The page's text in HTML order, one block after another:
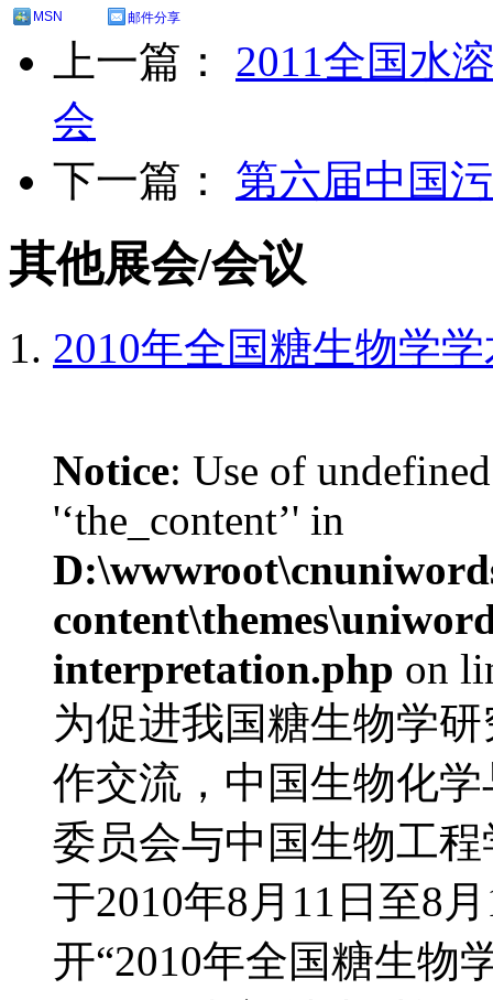
MSN
邮件分享
上一篇： 2011全国水
会
下一篇： 第六届中国
其他展会/会议
2010年全国糖生物学
Notice: Use of
'‘the_content’' in
interpretation.php on
为促进我国糖生物学
作交流，中国生物化
委员会与中国生物工
于2010年8月11日至8
开“2010年全国糖生物